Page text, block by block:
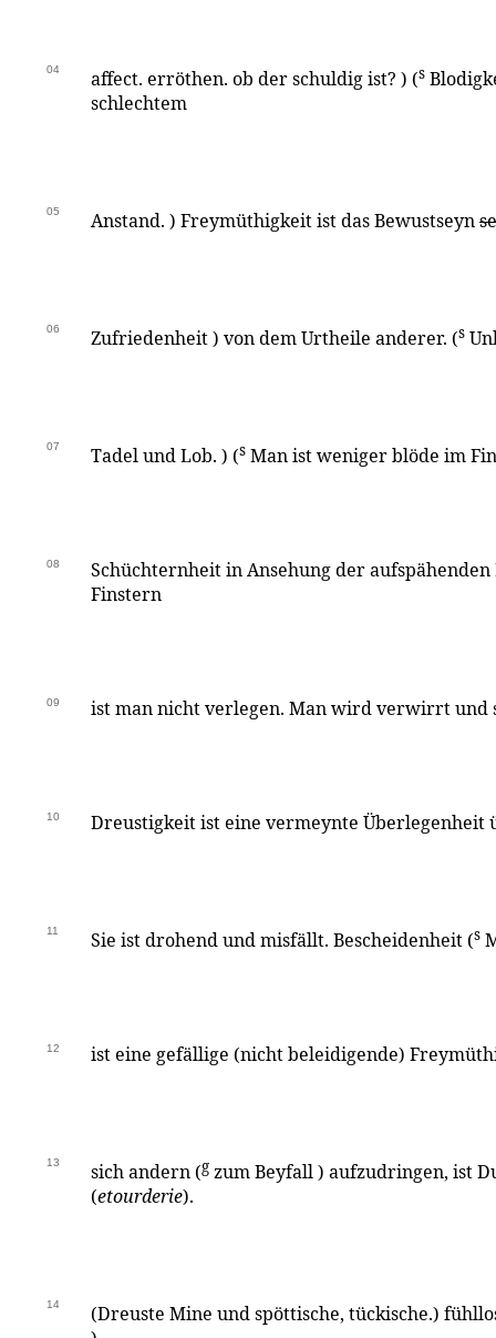
04 affect. erröthen. ob der schuldig ist? ) (s
schlechtem
05 Anstand. ) Freymüthigkeit ist das Bewustseyn
06 Zufriedenheit ) von dem Urtheile anderer. (s
07 Tadel und Lob. ) (s Man ist weniger blöde im
08
Schüchternheit in Ansehung der
Finstern
09 ist man nicht verlegen. Man wird verwirrt und
10 Dreustigkeit ist eine vermeynte Überlegenheit
11 Sie ist drohend und misfällt. Bescheidenheit (s
12 ist eine gefällige (nicht beleidigende)
13 sich andern (g zum Beyfall ) aufzudringen, ist
(etourderie).
14
(Dreuste Mine und spöttische, tückische.)